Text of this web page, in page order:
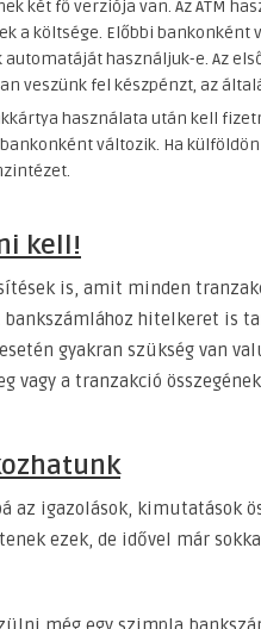
két fő verziója van. Az ATM
a költsége. Előbbi bankonként
automatáját használjuk-e. Az
veszünk fel készpénzt, az
használata után kell
változik. Ha
kell!
is, amit minden
hitelkeret is
gyakran szükség van
vagy a tranzakció
az igazolások, kimutatások
ezek, de idővel már